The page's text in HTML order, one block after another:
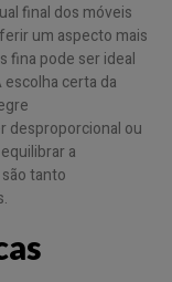
final dos móveis
um aspecto mais
fina pode ser ideal
certa da
desproporcional ou
a
tanto